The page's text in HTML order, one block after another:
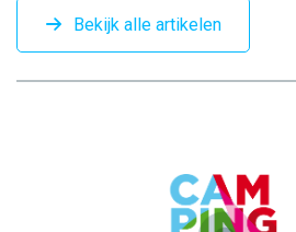
Bekijk alle artikelen